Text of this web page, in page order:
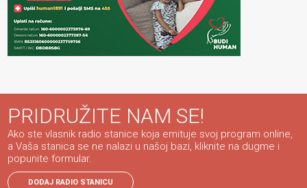
PRIDRUŽITE NAM SE!
Ako ste vlasnik radio stanice koja emituje svoj program online,
a Vaša stanica se ne nalazi u našoj bazi, kliknite na dugme i
popunite formular.
DODAJ RADIO STANICU